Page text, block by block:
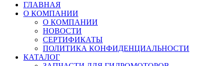
ГЛАВНАЯ
О КОМПАНИИ
О КОМПАНИИ
НОВОСТИ
СЕРТИФИКАТЫ
ПОЛИТИКА КОНФИДЕНЦИАЛЬНОСТИ
КАТАЛОГ